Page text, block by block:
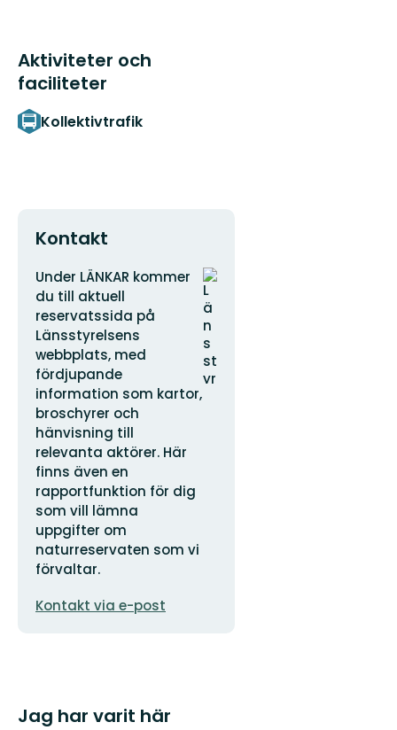
Aktiviteter och
faciliteter
Kollektivtrafik
Kontakt
Adress
Under LÄNKAR kommer
du till aktuell
reservatssida på
Länsstyrelsens
webbplats, med
fördjupande
information som kartor,
broschyrer och
hänvisning till
relevanta aktörer. Här
finns även en
rapportfunktion för dig
som vill lämna
uppgifter om
naturreservaten som vi
förvaltar.
postadress
Kontakt via e-post
Organisationens
logotyp
Jag har varit här